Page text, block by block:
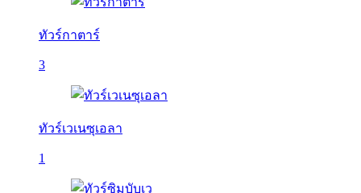
ทัวร์กาตาร์
3
ทัวร์เวเนซุเอลา
1